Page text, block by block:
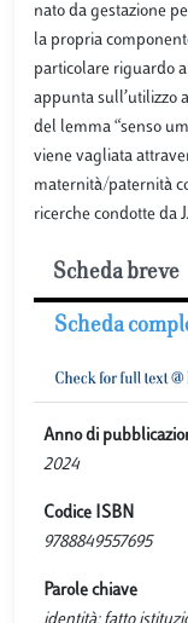
nato da gestazione
la propria
particolare riguardo
appunta sull’utilizzo
del lemma “senso
viene vagliata
maternità/paternità
ricerche condotte da
Scheda breve
Scheda
Anno di
2024
Codice ISBN
9788849557695
Parole chiave